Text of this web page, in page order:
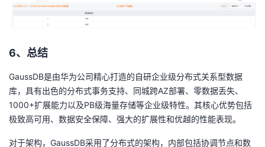
6、总结
GaussDB是由华为公司精心打造的自研企业级分布式关系型数据
库，具有出色的分布式事务支持、同城跨AZ部署、零数据丢失、
1000+扩展能力以及PB级海量存储等企业级特性。其核心优势包括
极致高可用、数据安全保障、强大的扩展性和优越的性能表现。
对于架构，GaussDB采用了分布式的架构，内部包括协调节点和数